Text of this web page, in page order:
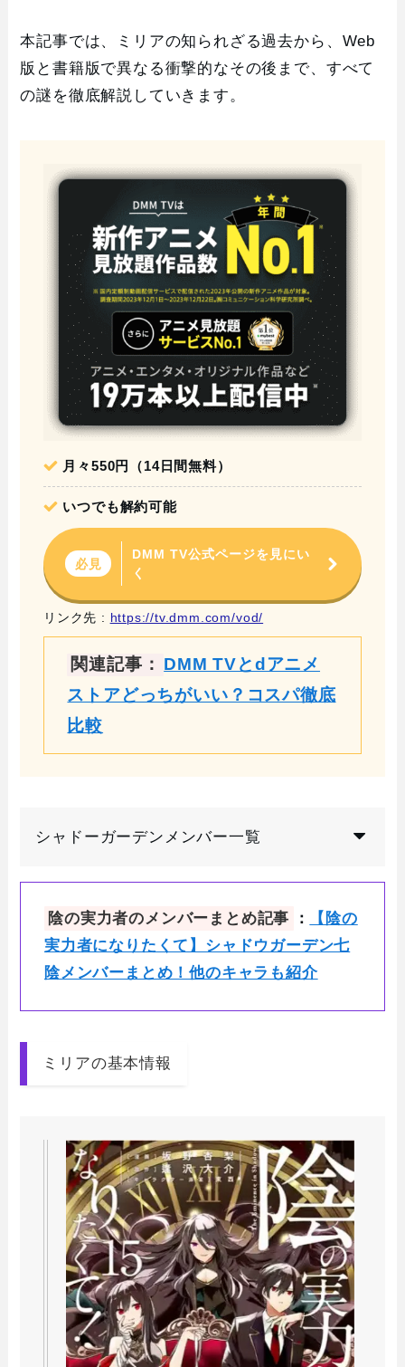
本記事では、ミリアの知られざる過去から、Web
版と書籍版で異なる衝撃的なその後まで、すべて
の謎を徹底解説していきます。
月々550円（14日間無料）
いつでも解約可能
必見
DMM TV公式ページを見にい
く
リンク先 : https://tv.dmm.com/vod/
関連記事： DMM TVとdアニメ
ストアどっちがいい？コスパ徹底
比較
シャドーガーデンメンバー一覧
陰の実力者のメンバーまとめ記事 ：
【陰の
実力者になりたくて】シャドウガーデン七
陰メンバーまとめ！他のキャラも紹介
ミリアの基本情報